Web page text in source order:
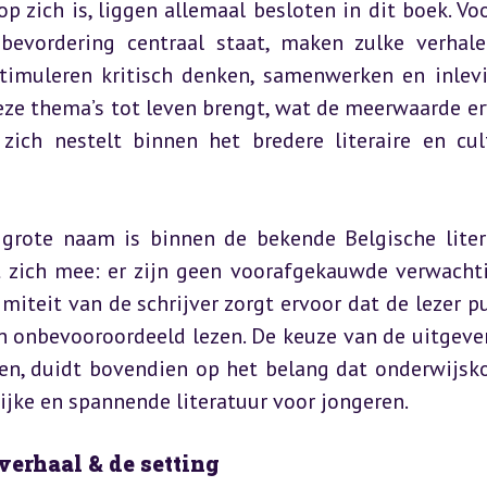
zich is, liggen allemaal besloten in dit boek.
centraal staat, maken zulke
kritisch denken, samenwerken en
thema’s tot leven brengt, wat de meerwaarde
nestelt binnen het bredere literaire en
naam is binnen de bekende Belgische
mee: er zijn geen voorafgekauwde
van de schrijver zorgt ervoor dat de lezer
lezen. De keuze van de
duidt bovendien op het belang dat
en spannende literatuur voor jongeren.
& de setting